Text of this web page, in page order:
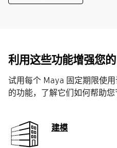
利用这些功能增强您
试用每个 Maya 固定期限使
的功能，了解它们如何帮助您
建模